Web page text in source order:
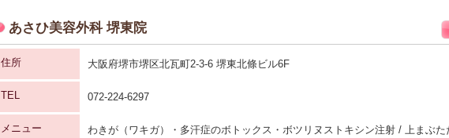
あさひ美容外科 堺東院
住所 大阪府堺市堺区北瓦町2-3-6 堺東北條ビル6F
TEL 072-224-6297
メニュー
わきが（ワキガ）・多汗症のボトックス・ボツリヌストキシン注射 / 上まぶた